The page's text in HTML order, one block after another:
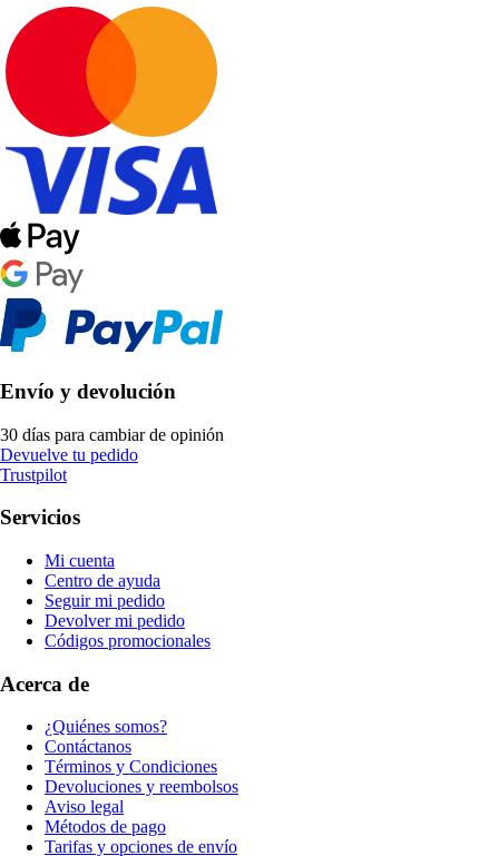
Envío y devolución
30 días para cambiar de opinión
Devuelve tu pedido
Trustpilot
Servicios
Mi cuenta
Centro de ayuda
Seguir mi pedido
Devolver mi pedido
Códigos promocionales
Acerca de
¿Quiénes somos?
Contáctanos
Términos y Condiciones
Devoluciones y reembolsos
Aviso legal
Métodos de pago
Tarifas y opciones de envío